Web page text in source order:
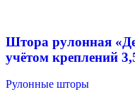
Штора рулонная
учётом креплений
Рулонные шторы